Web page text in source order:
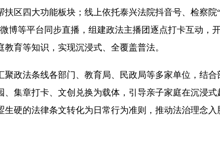
区四大功能板块；线上依托泰兴法院抖音号、检察院
博等平台同步直播，组建政法主播团逐点打卡互动，
育等知识，实现沉浸式、全覆盖普法。
聚政法条线各部门、教育局、民政局等多家单位，结合
集章打卡、文创兑换为载体，引导亲子家庭在沉浸式
硬的法律条文转化为日常行为准则，推动法治理念入